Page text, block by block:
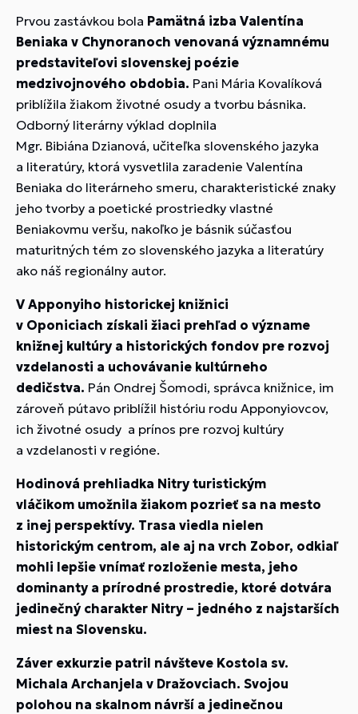
Prvou zastávkou bola Pamätná izba Valentína
Beniaka v Chynoranoch venovaná významnému
predstaviteľovi slovenskej poézie
medzivojnového obdobia. Pani Mária Kovalíková
priblížila žiakom životné osudy a tvorbu básnika.
Odborný literárny výklad doplnila
Mgr. Bibiána Dzianová, učiteľka slovenského jazyka
a literatúry, ktorá vysvetlila zaradenie Valentína
Beniaka do literárneho smeru, charakteristické znaky
jeho tvorby a poetické prostriedky vlastné
Beniakovmu veršu, nakoľko je básnik súčasťou
maturitných tém zo slovenského jazyka a literatúry
ako náš regionálny autor.
V Apponyiho historickej knižnici
v Oponiciach získali žiaci prehľad o význame
knižnej kultúry a historických fondov pre rozvoj
vzdelanosti a uchovávanie kultúrneho
dedičstva. Pán Ondrej Šomodi, správca knižnice, im
zároveň pútavo priblížil históriu rodu Apponyiovcov,
ich životné osudy a prínos pre rozvoj kultúry
a vzdelanosti v regióne.
Hodinová prehliadka Nitry turistickým
vláčikom umožnila žiakom pozrieť sa na mesto
z inej perspektívy. Trasa viedla nielen
historickým centrom, ale aj na vrch Zobor, odkiaľ
mohli lepšie vnímať rozloženie mesta, jeho
dominanty a prírodné prostredie, ktoré dotvára
jedinečný charakter Nitry – jedného z najstarších
miest na Slovensku.
Záver exkurzie patril návšteve Kostola sv.
Michala Archanjela v Dražovciach. Svojou
polohou na skalnom návrší a jedinečnou